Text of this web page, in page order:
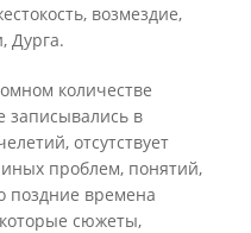
возмездие,
Дурга.
количестве
записывались в
отсутствует
проблем, понятий,
поздние времена
сюжеты,